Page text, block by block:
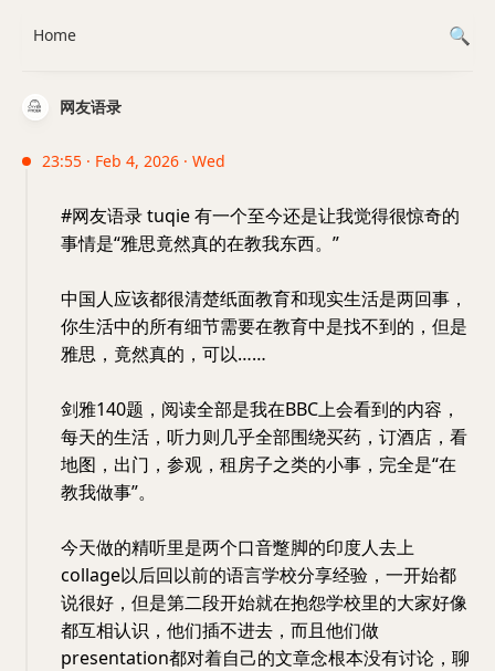
网友语录
23:55 · Feb 4, 2026 · Wed
#网友语录 tuqie 有一个至今还是让我觉得很惊奇的
事情是“雅思竟然真的在教我东西。”
中国人应该都很清楚纸面教育和现实生活是两回事，
你生活中的所有细节需要在教育中是找不到的，但是
雅思，竟然真的，可以……
剑雅140题，阅读全部是我在BBC上会看到的内容，
每天的生活，听力则几乎全部围绕买药，订酒店，看
地图，出门，参观，租房子之类的小事，完全是“在
教我做事”。
今天做的精听里是两个口音蹩脚的印度人去上
collage以后回以前的语言学校分享经验，一开始都
说很好，但是第二段开始就在抱怨学校里的大家好像
都互相认识，他们插不进去，而且他们做
presentation都对着自己的文章念根本没有讨论，聊
Home